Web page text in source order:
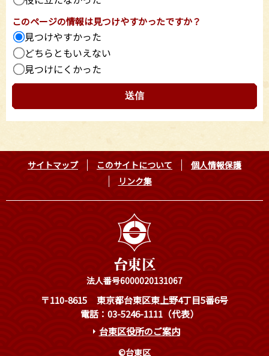
このページの情報は見つけやすかったですか？
見つけやすかった
どちらともいえない
見つけにくかった
サイトマップ このサイトについて
個人情報保護
リンク集
法人番号6000020131067
〒110-8615
東京都台東区東上野4丁目5番6号
電話：03-5246-1111（代表）
台東区役所のご案内
©台東区